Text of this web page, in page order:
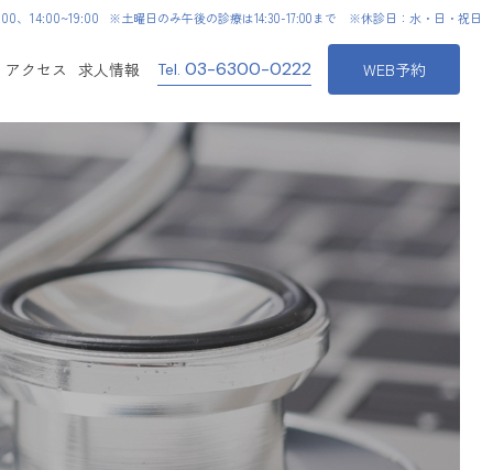
、14:00~19:00 ※土曜日のみ午後の診療は14:30-17:00まで ※休診日：水・日・祝日
アクセス 求人情報 Tel. 03-6300-0222 WEB予約